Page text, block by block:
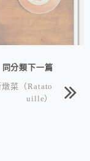
同分類下一篇
菜（Ratato
uille）